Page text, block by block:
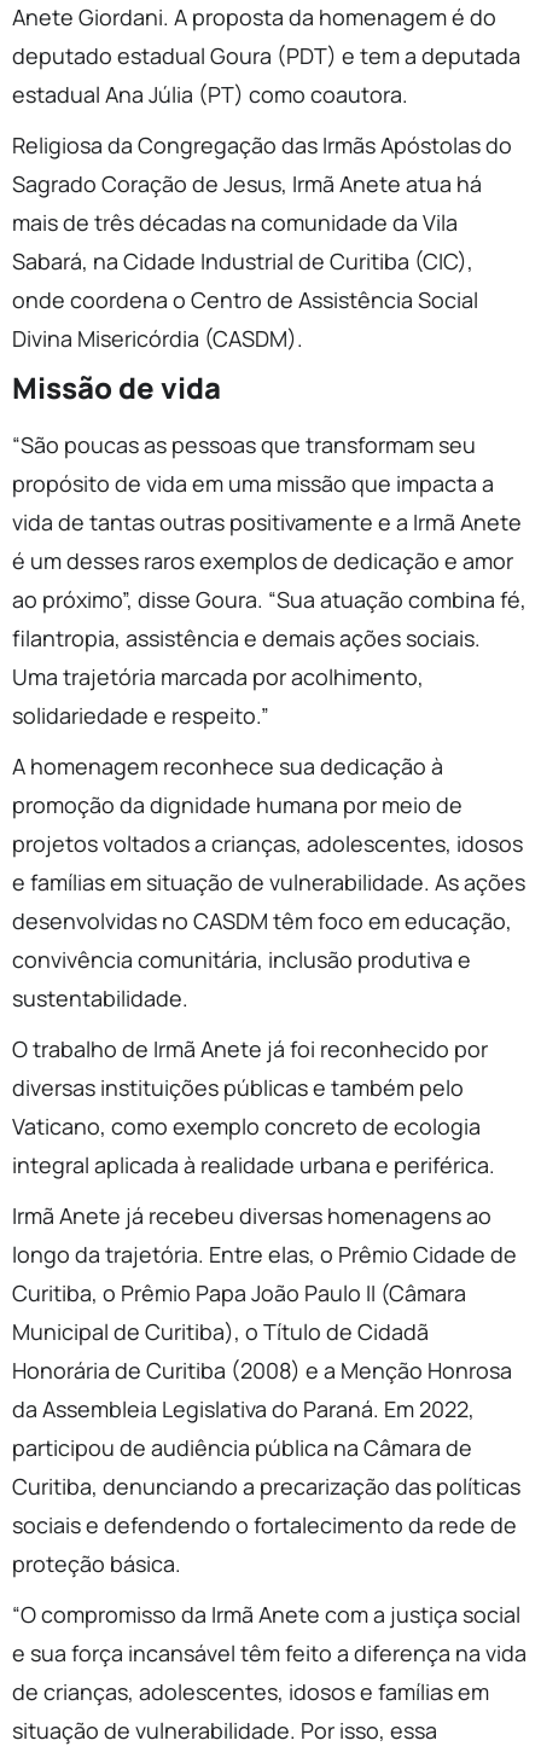
Anete Giordani. A proposta da homenagem é do
deputado estadual Goura (PDT) e tem a deputada
estadual Ana Júlia (PT) como coautora.
Religiosa da Congregação das Irmãs Apóstolas do
Sagrado Coração de Jesus, Irmã Anete atua há
mais de três décadas na comunidade da Vila
Sabará, na Cidade Industrial de Curitiba (CIC),
onde coordena o Centro de Assistência Social
Divina Misericórdia (CASDM).
Missão de vida
“São poucas as pessoas que transformam seu
propósito de vida em uma missão que impacta a
vida de tantas outras positivamente e a Irmã Anete
é um desses raros exemplos de dedicação e amor
ao próximo”, disse Goura. “Sua atuação combina fé,
filantropia, assistência e demais ações sociais.
Uma trajetória marcada por acolhimento,
solidariedade e respeito.”
A homenagem reconhece sua dedicação à
promoção da dignidade humana por meio de
projetos voltados a crianças, adolescentes, idosos
e famílias em situação de vulnerabilidade. As ações
desenvolvidas no CASDM têm foco em educação,
convivência comunitária, inclusão produtiva e
sustentabilidade.
O trabalho de Irmã Anete já foi reconhecido por
diversas instituições públicas e também pelo
Vaticano, como exemplo concreto de ecologia
integral aplicada à realidade urbana e periférica.
Irmã Anete já recebeu diversas homenagens ao
longo da trajetória. Entre elas, o Prêmio Cidade de
Curitiba, o Prêmio Papa João Paulo II (Câmara
Municipal de Curitiba), o Título de Cidadã
Honorária de Curitiba (2008) e a Menção Honrosa
da Assembleia Legislativa do Paraná. Em 2022,
participou de audiência pública na Câmara de
Curitiba, denunciando a precarização das políticas
sociais e defendendo o fortalecimento da rede de
proteção básica.
“O compromisso da Irmã Anete com a justiça social
e sua força incansável têm feito a diferença na vida
de crianças, adolescentes, idosos e famílias em
situação de vulnerabilidade. Por isso, essa